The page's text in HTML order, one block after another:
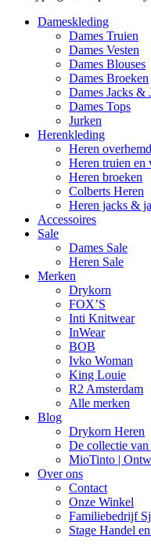
Dameskleding
Dames Truien
Dames Vesten
Dames Blouses
Dames Broeken
Dames Jacks &
Dames Tops
Jurken
Herenkleding
Heren
Heren truien en
Heren broeken
Colberts Heren
Heren jacks &
Accessoires
Sale
Dames Sale
Heren Sale
Merken
Drykorn
FOX’S
Inti Knitwear
InWear
BOB
Ivko Woman
King Louie
R2 Amsterdam
Alle merken
Blog
Drykorn Heren
De collectie
MioTinto |
Over ons
Contact
Onze Winkel
Familiebedrijf
Stage Handel